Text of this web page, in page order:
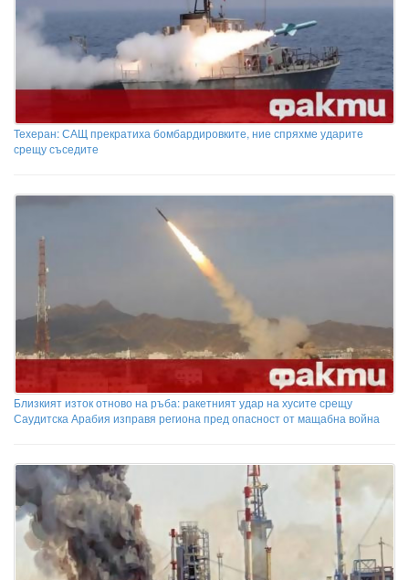
Техеран: САЩ прекратиха бомбардировките, ние спряхме ударите
срещу съседите
Близкият изток отново на ръба: ракетният удар на хусите срещу
Саудитска Арабия изправя региона пред опасност от мащабна война